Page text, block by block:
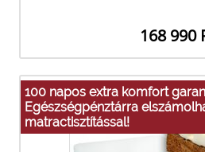
168 990
100 napos extra komfort
Egészségpénztárra
matractisztítással!